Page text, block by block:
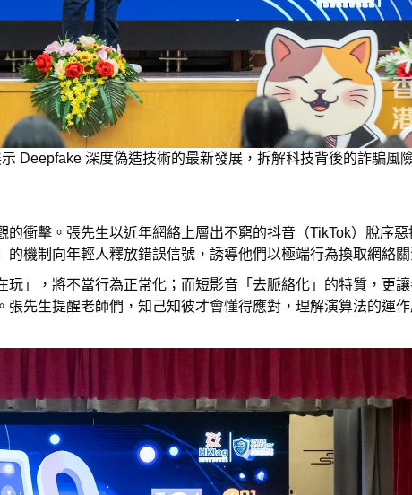
Deepfake 深度偽造技術的最新發展，拆解科技背後的詐騙風
衝擊。張先生以近年網絡上層出不窮的抖音（TikTok）脫序
機制向年輕人釋放錯誤信號，誘導他們以極端行為換取網絡關
」，將不當行為正常化；而短影音「去脈絡化」的特質，更
先生提醒老師們，知己知彼才會懂得應對，理解演算法的運